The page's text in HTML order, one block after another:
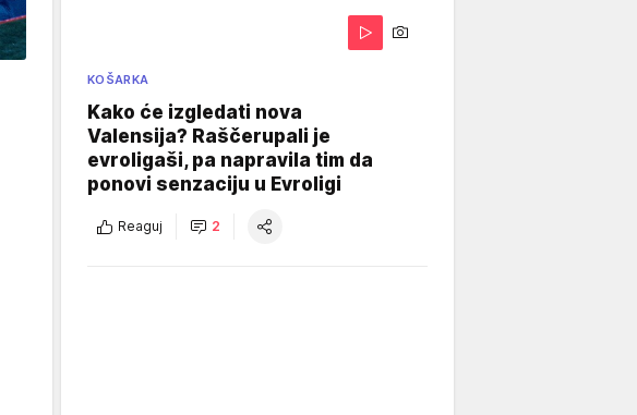
KOŠARKA
Kako će izgledati nova
Valensija? Raščerupali je
evroligaši, pa napravila tim da
ponovi senzaciju u Evroligi
Reaguj 2